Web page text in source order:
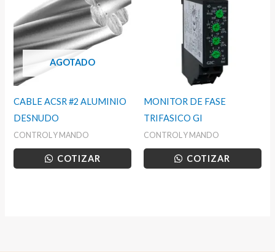
AGOTADO
CABLE ACSR #2 ALUMINIO
DESNUDO
CONTROL Y MANDO
COTIZAR
MONITOR DE FASE
TRIFASICO GI
CONTROL Y MANDO
COTIZAR